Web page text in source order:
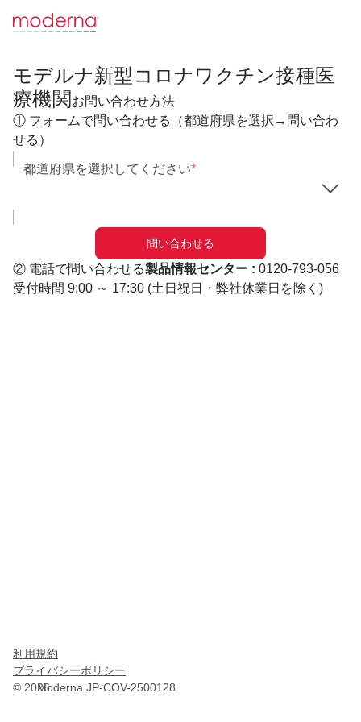
モデルナ新型コロナワクチン接種医
療機関​ お問い合わせ方法
① フォームで問い合わせる（都道府県を選択→問い合わ
せる）
都道府県を選択してください*
問い合わせる​
② 電話で問い合わせる製品情報センター​ : 0120-793-056​
受付時間 9:00 ～ 17:30​ (土日祝日・弊社休業日を除く)
利用規約
プライバシーポリシー
© 2026Moderna JP-COV-2500128